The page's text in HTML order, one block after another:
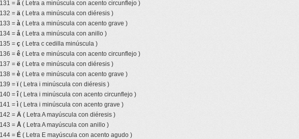
= â ( Letra a minúscula con acento circunflejo )
= ä ( Letra a minúscula con diéresis )
= à ( Letra a minúscula con acento grave )
= å ( Letra a minúscula con anillo )
= ç ( Letra c cedilla minúscula )
= ê ( Letra e minúscula con acento circunflejo )
= ë ( Letra e minúscula con diéresis )
= è ( Letra e minúscula con acento grave )
=ï( Letra i minúscula con diéresis )
=î( Letra i minúscula con acento circunflejo )
= ì ( Letra i minúscula con acento grave )
= Ä ( Letra A mayúscula con diéresis )
= Å ( Letra A mayúscula con anillo )
= É ( Letra E mayúscula con acento agudo )